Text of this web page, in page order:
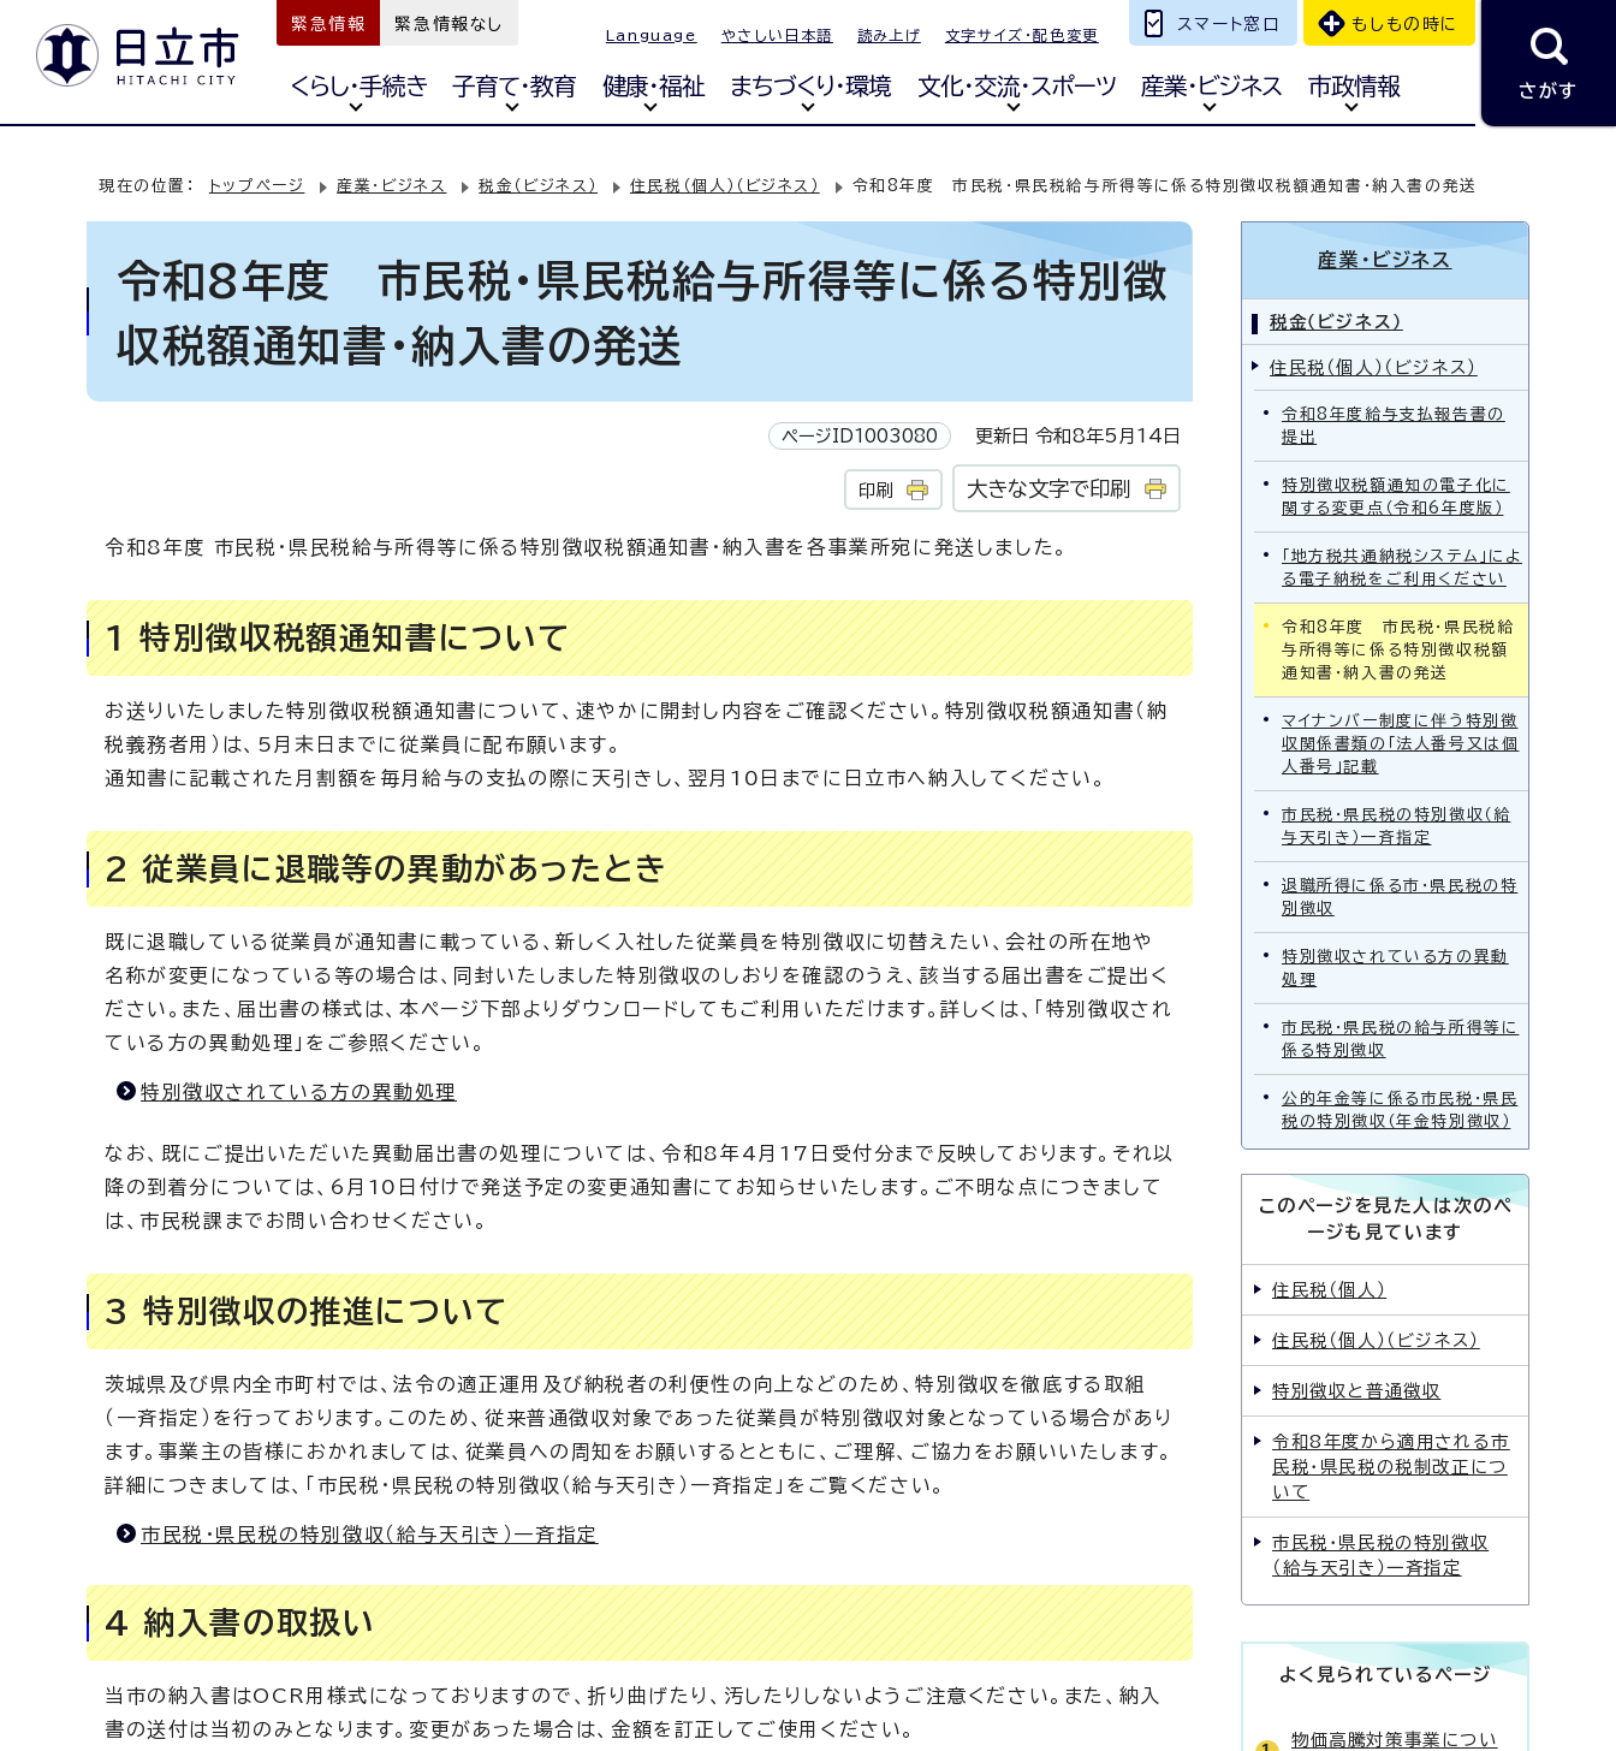
緊急情報 緊急情報なし
Language やさしい日本語 読み上げ 文字サイズ・配色変更
スマート窓口 もしもの時に
くらし・手続き 子育て・教育 健康・福祉 まちづくり・環境 文化・交流・スポーツ 産業・ビジネス 市政情報 さがす
現在の位置： トップページ 産業・ビジネス 税金（ビジネス） 住民税（個人）（ビジネス） 令和8年度 市民税・県民税給与所得等に係る特別徴収税額通知書・納入書の発送
令和8年度 市民税・県民税給与所得等に係る特別徴
収税額通知書・納入書の発送
ページID1003080 更新日 令和8年5月14日
印刷 大きな文字で印刷
令和8年度 市民税・県民税給与所得等に係る特別徴収税額通知書・納入書を各事業所宛に発送しました。
1 特別徴収税額通知書について
お送りいたしました特別徴収税額通知書について、速やかに開封し内容をご確認ください。特別徴収税額通知書（納
税義務者用）は、5月末日までに従業員に配布願います。
通知書に記載された月割額を毎月給与の支払の際に天引きし、翌月10日までに日立市へ納入してください。
2 従業員に退職等の異動があったとき
既に退職している従業員が通知書に載っている、新しく入社した従業員を特別徴収に切替えたい、会社の所在地や
名称が変更になっている等の場合は、同封いたしました特別徴収のしおりを確認のうえ、該当する届出書をご提出く
ださい。また、届出書の様式は、本ページ下部よりダウンロードしてもご利用いただけます。詳しくは、「特別徴収され
ている方の異動処理」をご参照ください。
特別徴収されている方の異動処理
なお、既にご提出いただいた異動届出書の処理については、令和8年4月17日受付分まで反映しております。それ以
降の到着分については、6月10日付けで発送予定の変更通知書にてお知らせいたします。ご不明な点につきまして
は、市民税課までお問い合わせください。
3 特別徴収の推進について
茨城県及び県内全市町村では、法令の適正運用及び納税者の利便性の向上などのため、特別徴収を徹底する取組
（一斉指定）を行っております。このため、従来普通徴収対象であった従業員が特別徴収対象となっている場合があり
ます。事業主の皆様におかれましては、従業員への周知をお願いするとともに、ご理解、ご協力をお願いいたします。
詳細につきましては、「市民税・県民税の特別徴収（給与天引き）一斉指定」をご覧ください。
市民税・県民税の特別徴収（給与天引き）一斉指定
4 納入書の取扱い
当市の納入書はOCR用様式になっておりますので、折り曲げたり、汚したりしないようご注意ください。また、納入
書の送付は当初のみとなります。変更があった場合は、金額を訂正してご使用ください。
産業・ビジネス
税金（ビジネス）
住民税（個人）（ビジネス）
令和8年度給与支払報告書の
提出
特別徴収税額通知の電子化に
関する変更点（令和6年度版）
「地方税共通納税システム」によ
る電子納税をご利用ください
令和8年度 市民税・県民税給
与所得等に係る特別徴収税額
通知書・納入書の発送
マイナンバー制度に伴う特別徴
収関係書類の「法人番号又は個
人番号」記載
市民税・県民税の特別徴収（給
与天引き）一斉指定
退職所得に係る市・県民税の特
別徴収
特別徴収されている方の異動
処理
市民税・県民税の給与所得等に
係る特別徴収
公的年金等に係る市民税・県民
税の特別徴収（年金特別徴収）
このページを見た人は次のペ
ージも見ています
住民税（個人）
住民税（個人）（ビジネス）
特別徴収と普通徴収
令和8年度から適用される市
民税・県民税の税制改正につ
いて
市民税・県民税の特別徴収
（給与天引き）一斉指定
よく見られているページ
物価高騰対策事業につい